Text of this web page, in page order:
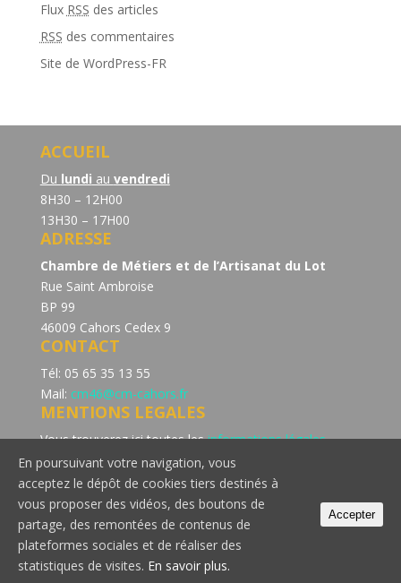
Flux RSS des articles
RSS des commentaires
Site de WordPress-FR
ACCUEIL
Du lundi au vendredi
8H30 – 12H00
13H30 – 17H00
ADRESSE
Chambre de Métiers et de l’Artisanat du Lot
Rue Saint Ambroise
BP 99
46009 Cahors Cedex 9
CONTACT
Tél: 05 65 35 13 55
Mail: cm46@cm-cahors.fr
MENTIONS LEGALES
Vous trouverez ici toutes lesinformations légales
concernant la politique de confidentialité du site de la
Chambre de Métiers et de l’Artisanat du Lot.
Consultez notre page dédiée à lapolitique de cookie
© 2018 Chambre de Métiers et de l'Artisanat du Lot
En poursuivant votre navigation, vous
acceptez le dépôt de cookies tiers destinés à
vous proposer des vidéos, des boutons de
partage, des remontées de contenus de
plateformes sociales et de réaliser des
statistiques de visites. En savoir plus.
Accepter